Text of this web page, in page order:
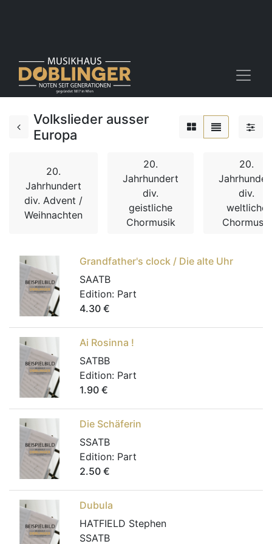
Volkslieder ausser
Europa
20.
Jahrhundert
div. Advent /
Weihnachten
20.
Jahrhundert
div.
geistliche
Chormusik
20.
div.
weltliche
Chormusik
Grandfather's clock / Die alte Uhr
SAATB
Edition: Part
4.30 €
Ai Rosinna !
SATBB
Edition: Part
1.90 €
Die Schäferin
SSATB
Edition: Part
2.50 €
Dubula
HATFIELD Stephen
SSATB